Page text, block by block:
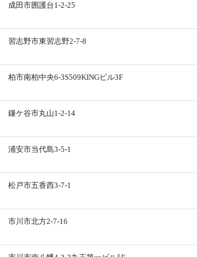
成田市囲護台1-2-25
習志野市東習志野2-7-8
柏市南柏中央6-3S509KINGビル3F
鎌ケ谷市丸山1-2-14
浦安市当代島3-5-1
松戸市五香西3-7-1
市川市北方2-7-16